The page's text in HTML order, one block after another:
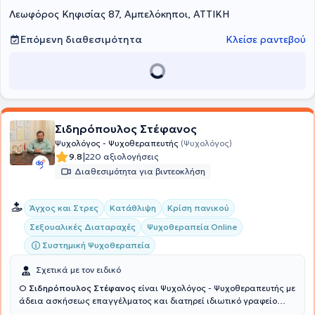
Λεωφόρος Κηφισίας 87, Αμπελόκηποι, ΑΤΤΙΚΗ
Επόμενη διαθεσιμότητα
Κλείσε ραντεβού
Σιδηρόπουλος Στέφανος
Ψυχολόγος - Ψυχοθεραπευτής (Ψυχολόγος)
9.8|220 αξιολογήσεις
Διαθεσιμότητα για βιντεοκλήση
Άγχος και Στρες Κατάθλιψη
Κρίση πανικού
Σεξουαλικές Διαταραχές
Ψυχοθεραπεία Online
Συστημική Ψυχοθεραπεία
Σχετικά με τον ειδικό
Ο Σιδηρόπουλος Στέφανος είναι Ψυχολόγος - Ψυχοθεραπευτής με
άδεια ασκήσεως επαγγέλματος και διατηρεί ιδιωτικό γραφείο